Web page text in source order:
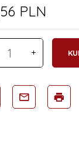
56 PLN